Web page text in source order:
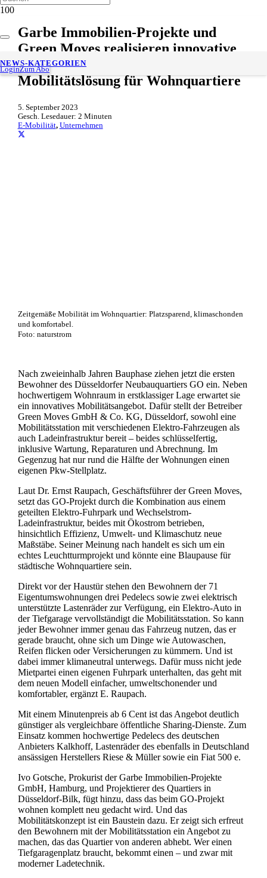
LoginZum Abo
NEWS-KATEGORIEN
Garbe Immobilien-Projekte und
Green Moves realisieren innovative
Fahrzeug-Sharing- und E-
Mobilitätslösung für Wohnquartiere
5. September 2023
Gesch. Lesedauer: 2 Minuten
E-Mobilität, Unternehmen
Zeitgemäße Mobilität im Wohnquartier: Platzsparend, klimaschonden
und komfortabel.
Foto: naturstrom
Nach zweieinhalb Jahren Bauphase ziehen jetzt die ersten
Bewohner des Düsseldorfer Neubauquartiers GO ein. Neben
hochwertigem Wohnraum in erstklassiger Lage erwartet sie
ein innovatives Mobilitätsangebot. Dafür stellt der Betreiber
Green Moves GmbH & Co. KG, Düsseldorf, sowohl eine
Mobilitätsstation mit verschiedenen Elektro-Fahrzeugen als
auch Ladeinfrastruktur bereit – beides schlüsselfertig,
inklusive Wartung, Reparaturen und Abrechnung. Im
Gegenzug hat nur rund die Hälfte der Wohnungen einen
eigenen Pkw-Stellplatz.
Laut Dr. Ernst Raupach, Geschäftsführer der Green Moves,
setzt das GO-Projekt durch die Kombination aus einem
geteilten Elektro-Fuhrpark und Wechselstrom-
Ladeinfrastruktur, beides mit Ökostrom betrieben,
hinsichtlich Effizienz, Umwelt- und Klimaschutz neue
Maßstäbe. Seiner Meinung nach handelt es sich um ein
echtes Leuchtturmprojekt und könnte eine Blaupause für
städtische Wohnquartiere sein.
Direkt vor der Haustür stehen den Bewohnern der 71
Eigentumswohnungen drei Pedelecs sowie zwei elektrisch
unterstützte Lastenräder zur Verfügung, ein Elektro-Auto in
der Tiefgarage vervollständigt die Mobilitätsstation. So kann
jeder Bewohner immer genau das Fahrzeug nutzen, das er
gerade braucht, ohne sich um Dinge wie Autowaschen,
Reifen flicken oder Versicherungen zu kümmern. Und ist
dabei immer klimaneutral unterwegs. Dafür muss nicht jede
Mietpartei einen eigenen Fuhrpark unterhalten, das geht mit
dem neuen Modell einfacher, umweltschonender und
komfortabler, ergänzt E. Raupach.
Mit einem Minutenpreis ab 6 Cent ist das Angebot deutlich
günstiger als vergleichbare öffentliche Sharing-Dienste. Zum
Einsatz kommen hochwertige Pedelecs des deutschen
Anbieters Kalkhoff, Lastenräder des ebenfalls in Deutschland
ansässigen Herstellers Riese & Müller sowie ein Fiat 500 e.
Ivo Gotsche, Prokurist der Garbe Immobilien-Projekte
GmbH, Hamburg, und Projektierer des Quartiers in
Düsseldorf-Bilk, fügt hinzu, dass das beim GO-Projekt
wohnen komplett neu gedacht wird. Und das
Mobilitätskonzept ist ein Baustein dazu. Er zeigt sich erfreut
den Bewohnern mit der Mobilitätsstation ein Angebot zu
machen, das das Quartier von anderen abhebt. Wer einen
Tiefgaragenplatz braucht, bekommt einen – und zwar mit
moderner Ladetechnik.